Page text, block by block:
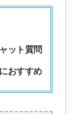
ット質問
おすすめ